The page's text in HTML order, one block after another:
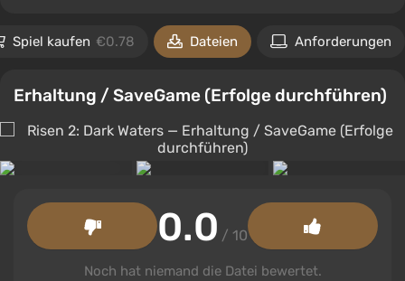
Spiel kaufen €0.78 Dateien Anforderungen
Erhaltung / SaveGame (Erfolge durchführen)
0.0 / 10
Noch hat niemand die Datei bewertet.